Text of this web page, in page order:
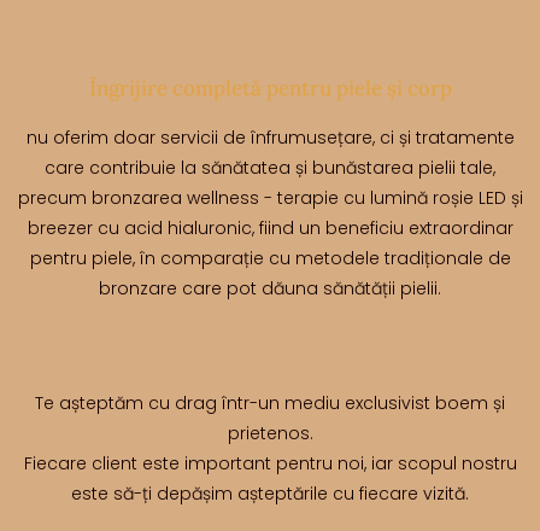
Îngrijire completă pentru piele și corp
nu oferim doar servicii de înfrumusețare, ci și tratamente
care contribuie la sănătatea și bunăstarea pielii tale,
precum bronzarea wellness - terapie cu lumină roșie LED și
breezer cu acid hialuronic, fiind un beneficiu extraordinar
pentru piele, în comparație cu metodele tradiționale de
bronzare care pot dăuna sănătății pielii.
Te așteptăm cu drag într-un mediu exclusivist boem și
prietenos.
Fiecare client este important pentru noi, iar scopul nostru
este să-ți depășim așteptările cu fiecare vizită.